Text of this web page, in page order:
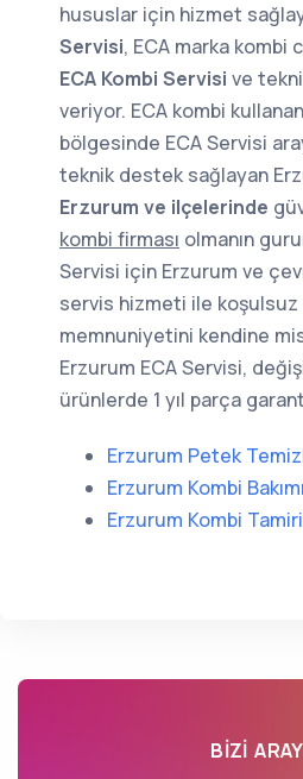
hususlar için hizmet
Servisi, ECA marka kombi
ECA Kombi Servisi ve
veriyor. ECA kombi
bölgesinde ECA Servisi
teknik destek sağlayan
Erzurum ve ilçelerinde
kombi firması olmanın
Servisi için Erzurum ve
servis hizmeti ile
memnuniyetini kendine
Erzurum ECA Servisi,
ürünlerde 1 yıl parça
Erzurum Petek
Erzurum Kombi Bakımı
Erzurum Kombi Tamiri
BIZI